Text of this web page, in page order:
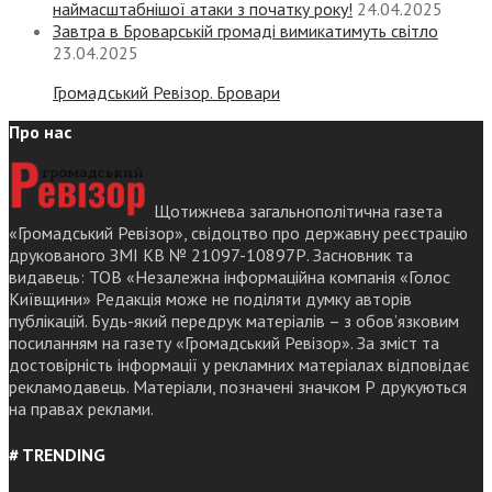
наймасштабнішої атаки з початку року! 24.04.2025
Завтра в Броварській громаді вимикатимуть світло
23.04.2025
Громадський Ревізор. Бровари
Про нас
Щотижнева загальнополітична газета
«Громадський Ревізор», свідоцтво про державну реєстрацію
друкованого ЗМІ КВ № 21097-10897Р. Засновник та
видавець: ТОВ «Незалежна інформаційна компанія «Голос
Київщини» Редакція може не поділяти думку авторів
публікацій. Будь-який передрук матеріалів – з обов’язковим
посиланням на газету «Громадський Ревізор». За зміст та
достовірність інформації у рекламних матеріалах відповідає
рекламодавець. Матеріали, позначені значком Р друкуються
на правах реклами.
# TRENDING